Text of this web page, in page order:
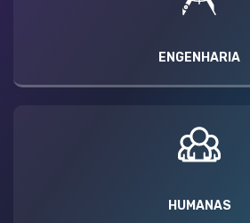
ENGENHARIA
HUMANAS